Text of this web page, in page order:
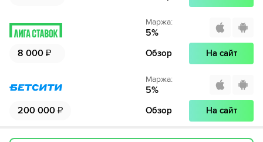
8 000 ₽
Маржа:
5%
Обзор На сайт
200 000 ₽
Маржа:
5%
Обзор На сайт